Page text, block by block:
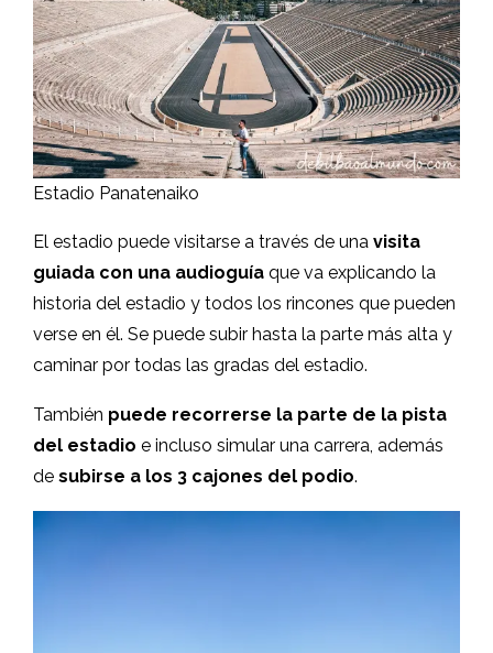
Estadio Panatenaiko
El estadio puede visitarse a través de una visita
guiada con una audioguía que va explicando la
historia del estadio y todos los rincones que pueden
verse en él. Se puede subir hasta la parte más alta y
caminar por todas las gradas del estadio.
También puede recorrerse la parte de la pista
del estadio e incluso simular una carrera, además
de subirse a los 3 cajones del podio.